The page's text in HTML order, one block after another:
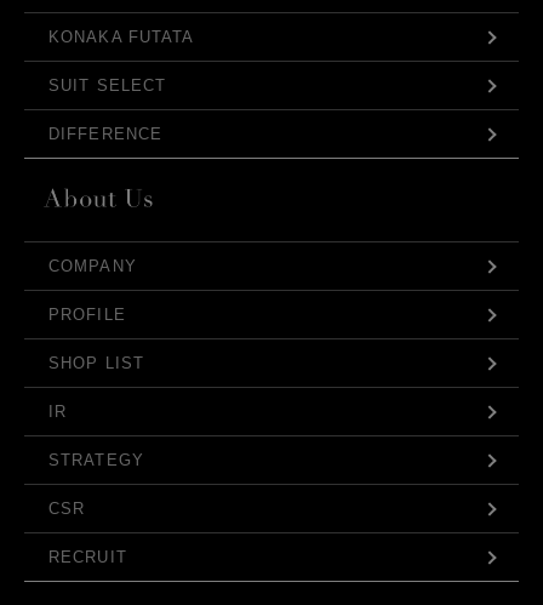
KONAKA FUTATA
SUIT SELECT
DIFFERENCE
COMPANY
PROFILE
SHOP LIST
IR
STRATEGY
CSR
RECRUIT